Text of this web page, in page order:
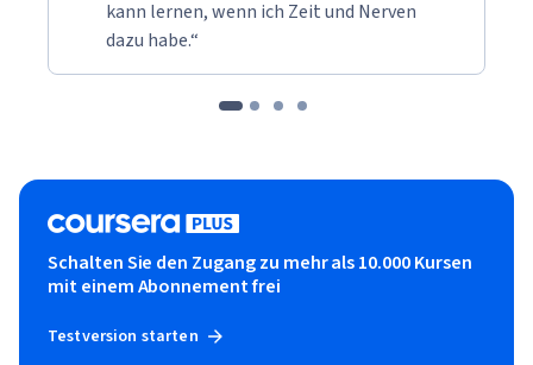
kann lernen, wenn ich Zeit und Nerven
dazu habe.“
Schalten Sie den Zugang zu mehr als 10.000 Kursen
mit einem Abonnement frei
Testversion starten